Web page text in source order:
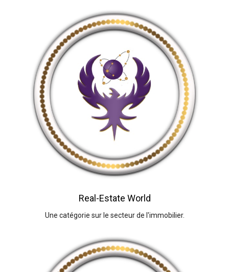
Real-Estate World
Une catégorie sur le secteur de l'immobilier.